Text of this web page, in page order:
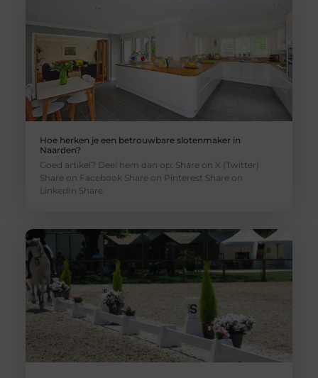
Hoe herken je een betrouwbare slotenmaker in
Naarden?
Goed artikel? Deel hem dan op: Share on X (Twitter)
Share on Facebook Share on Pinterest Share on
LinkedIn Share